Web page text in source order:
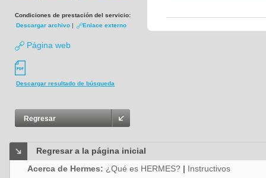
Condiciones de prestación del servicio:
Descargar archivo | Enlace externo
Página web
Descargar resultado de búsqueda
Regresar
Regresar a la página inicial
Acerca de Hermes: ¿Qué es HERMES? | Instructivos